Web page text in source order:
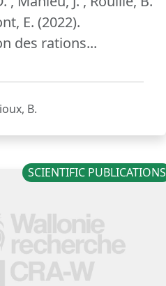
E. (2022).
des rations...
B.
SCIENTIFIC PUBLICATIONS